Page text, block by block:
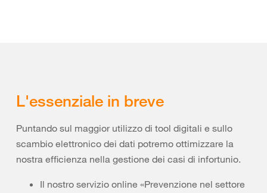
L'essenziale in breve
Puntando sul maggior utilizzo di tool digitali e sullo
scambio elettronico dei dati potremo ottimizzare la
nostra efficienza nella gestione dei casi di infortunio.
Il nostro servizio online «Prevenzione nel settore